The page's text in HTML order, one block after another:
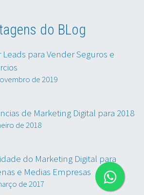
do BLog
Leads para Vender Seguros e
de 2019
de Marketing Digital para 2018
de 2018
do Marketing Digital para
e Medias Empresas
de 2017